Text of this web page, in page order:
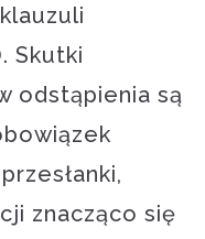
Skutki
odstąpienia są
znacząco się